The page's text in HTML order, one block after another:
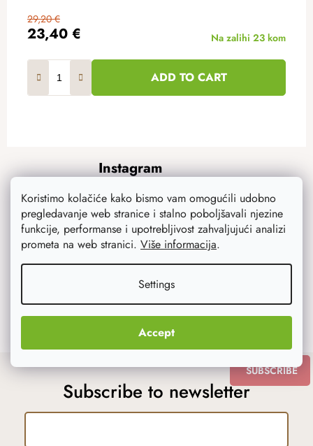
Koristimo kolačiće kako bismo vam omogućili udobno
pregledavanje web stranice i stalno poboljšavali njezine
funkcije, performanse i upotrebljivost zahvaljujući analizi
prometa na web stranici. Više informacija.
Settings
Accept
23,40 €
29,20 €
Na zalihi 23 kom
ADD TO CART
Instagram
Follow on Instagram
Subscribe to newsletter
SUBSCRIBE